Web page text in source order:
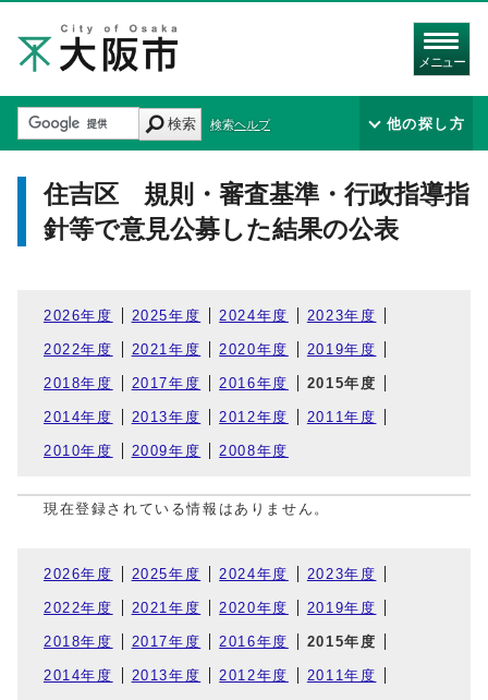
メニュー
検索 検索ヘルプ 他の探し方
住吉区 規則・審査基準・行政指導指
針等で意見公募した結果の公表
2026年度 2025年度 2024年度 2023年度
2022年度 2021年度 2020年度 2019年度
2018年度 2017年度 2016年度 2015年度
2014年度 2013年度 2012年度 2011年度
2010年度 2009年度 2008年度
現在登録されている情報はありません。
2026年度 2025年度 2024年度 2023年度
2022年度 2021年度 2020年度 2019年度
2018年度 2017年度 2016年度 2015年度
2014年度 2013年度 2012年度 2011年度